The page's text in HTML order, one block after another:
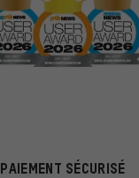
PAIEMENT SÉCURISÉ